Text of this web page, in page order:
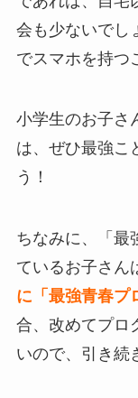
会も少ないでし
でスマホを持つ
小学生のお子さ
は、ぜひ最強こ
う！
ちなみに、「最
ているお子さん
に「最強青春プ
合、改めてプロ
いので、引き続